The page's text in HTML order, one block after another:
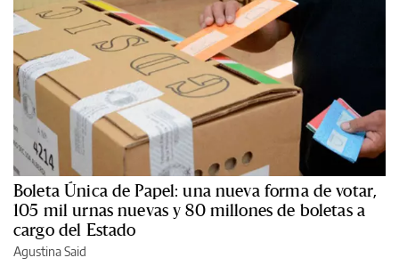
Boleta Única de Papel: una nueva forma de votar,
105 mil urnas nuevas y 80 millones de boletas a
cargo del Estado
Agustina Said